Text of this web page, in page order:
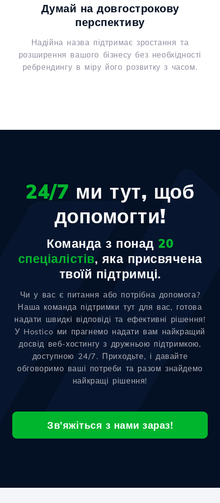
Думай на довгострокову
перспективу
Надійна назва підтримає зростання та
розширення вашого бізнесу без необхідності
ребрендингу в міру його розвитку з часом.
24/7 ми тут, щоб
допомогти!
Команда з понад 20
спеціалістів, яка присвячена
твоїй підтримці.
Чи у вас є питання або потрібна допомога?
Наша команда підтримки тут для вас, готова
надати швидкі відповіді та ефективні рішення!
У Hostico ми прагнемо надати вам найкращий
досвід веб-хостингу з дружньою підтримкою,
доступною 24/7. Приходьте, і давайте
обговоримо ваші потреби та разом знайдемо
найкращі рішення!
Зв'яжіться з нами зараз!